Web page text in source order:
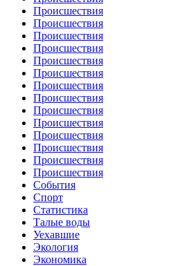
Происшествия
Происшествия
Происшествия
Происшествия
Происшествия
Происшествия
Происшествия
Происшествия
Происшествия
Происшествия
Происшествия
Происшествия
Происшествия
Происшествия
События
Спорт
Статистика
Талые воды
Уехавшие
Экология
Экономика